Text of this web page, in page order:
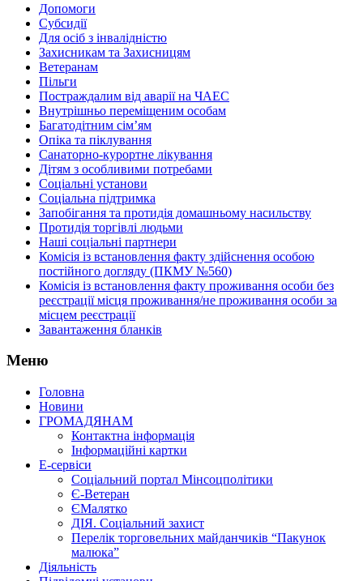
Допомоги
Субсидії
Для осіб з інвалідністю
Захисникам та Захисницям
Ветеранам
Пільги
Постраждалим від аварії на ЧАЕС
Внутрішньо переміщеним особам
Багатодітним сім’ям
Опіка та піклування
Санаторно-курортне лікування
Дітям з особливими потребами
Соціальні установи
Соціальна підтримка
Запобігання та протидія домашньому насильству
Протидія торгівлі людьми
Наші соціальні партнери
Комісія із встановлення факту здійснення особою
постійного догляду (ПКМУ №560)
Комісія із встановлення факту проживання особи без
реєстрації місця проживання/не проживання особи за
місцем реєстрації
Завантаження бланків
Меню
Головна
Новини
ГРОМАДЯНАМ
Контактна інформація
Інформаційні картки
Е-сервіси
Соціальний портал Мінсоцполітики
Є-Ветеран
ЄМалятко
ДІЯ. Соціальний захист
Перелік торговельних майданчиків “Пакунок
малюка”
Діяльність